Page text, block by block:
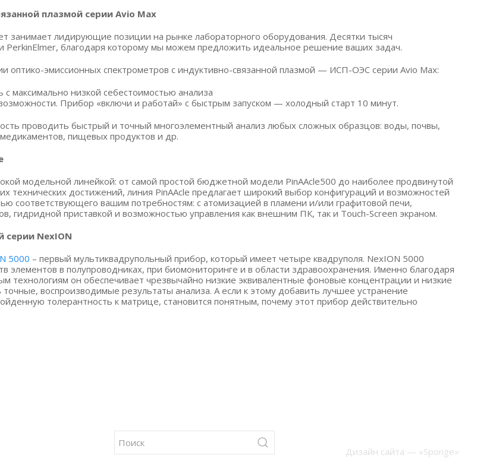
плазмой серии Avio Max
занимает лидирующие позиции на рынке лабораторного оборудования. Десятки тысяч
PerkinElmer, благодаря которому мы можем предложить идеальное решение ваших задач.
оптико-эмиссионных спектрометров с индуктивно-связанной плазмой — ИСП-ОЭС серии Avio Max:
с максимально низкой себестоимостью анализа
Прибор «включи и работай» с быстрым запуском — холодный старт 10 минут.
проводить быстрый и точный многоэлементный анализ любых сложных образцов: воды, почвы,
пищевых продуктов и др.
модельной линейкой: от самой простой бюджетной модели PinAAcle500 до наиболее продвинутой
технических достижений, линия PinAAcle предлагает широкий выбор конфигураций и возможностей
соответствующего вашим потребностям: с атомизацией в пламени и/или графитовой печи,
гидридной приставкой и возможностью управления как внешним ПК, так и Touch-Screen экраном.
серии NexION
5000 – первый мультиквадрупольный прибор, который имеет четыре квадруполя. NexION 5000
элементов в полупроводниках, при биомониторинге и в области здравоохранения. Именно благодаря
технологиям он обеспечивает чрезвычайно низкие эквивалентные фоновые концентрации и низкие
воспроизводимые результаты анализа. А если к этому добавить лучшее устранение
толерантность к матрице, становится понятным, почему этот прибор действительно
Дизайн сайта — «Sponge»